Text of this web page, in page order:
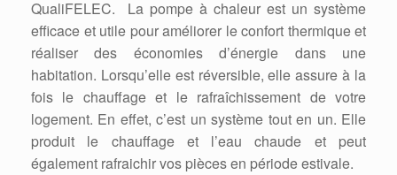
QualiFELEC. La pompe à chaleur est un système
efficace et utile pour améliorer le confort thermique et
réaliser des économies d’énergie dans une
habitation. Lorsqu’elle est réversible, elle assure à la
fois le chauffage et le rafraîchissement de votre
logement. En effet, c’est un système tout en un. Elle
produit le chauffage et l’eau chaude et peut
également rafraichir vos pièces en période estivale.